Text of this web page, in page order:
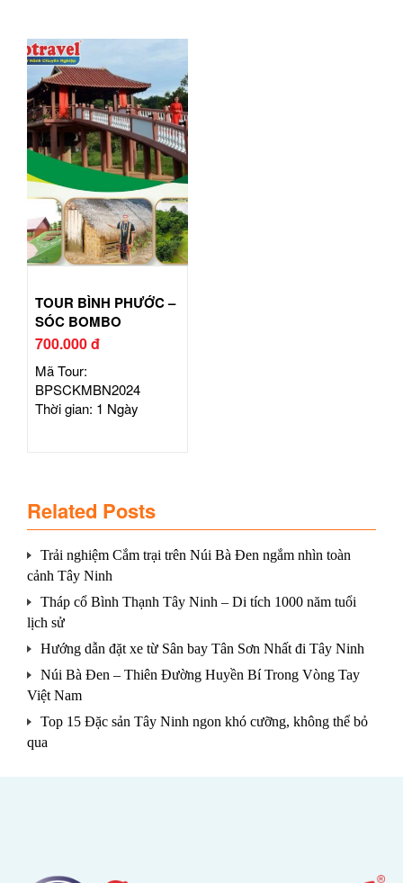
TOUR BÌNH PHƯỚC –
SÓC BOMBO
700.000 đ
Mã Tour:
BPSCKMBN2024
Thời gian: 1 Ngày
Related Posts
Trải nghiệm Cắm trại trên Núi Bà Đen ngắm nhìn toàn
cảnh Tây Ninh
Tháp cổ Bình Thạnh Tây Ninh – Di tích 1000 năm tuổi
lịch sử
Hướng dẫn đặt xe từ Sân bay Tân Sơn Nhất đi Tây Ninh
Núi Bà Đen – Thiên Đường Huyền Bí Trong Vòng Tay
Việt Nam
Top 15 Đặc sản Tây Ninh ngon khó cưỡng, không thể bỏ
qua